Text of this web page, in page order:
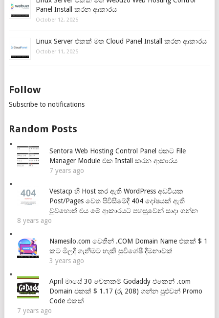
Panel Install කරන ආකාරය
October 12, 2025
Linux Server එකක් මත Cloud Panel Install කරන ආකාරය
October 11, 2025
Follow
Subscribe to notifications
Random Posts
Sentora Web Hosting Control Panel එකට File
Manager Module එක Install කරන ආකාරය
7 years ago
Vestacp හි Host කර ඇති WordPress අඩවියක
Post/Pages වෙත පිවිසීමේදී 404 දෝෂයක් ඇති
වුවහොත් එය මේ ආකාරයට පහසුවෙන් සාදා ගන්න
8 years ago
Namesilo.com වෙතින් .COM Domain Name එකක් $ 1
කට මිලදී ගැනීමට හැකි සුවිශේෂී දීමනාවක්
3 years ago
April මාසේ 30 වෙනකම් Godaddy එකෙන් .com
Domain එකක් $ 1.17 (රු 208) ගන්න පුළුවන් Promo
Code එකක්
7 years ago